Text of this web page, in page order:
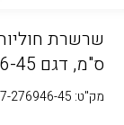
ס"מ, דגם C277-276946-45
מק"ט: 276946-45